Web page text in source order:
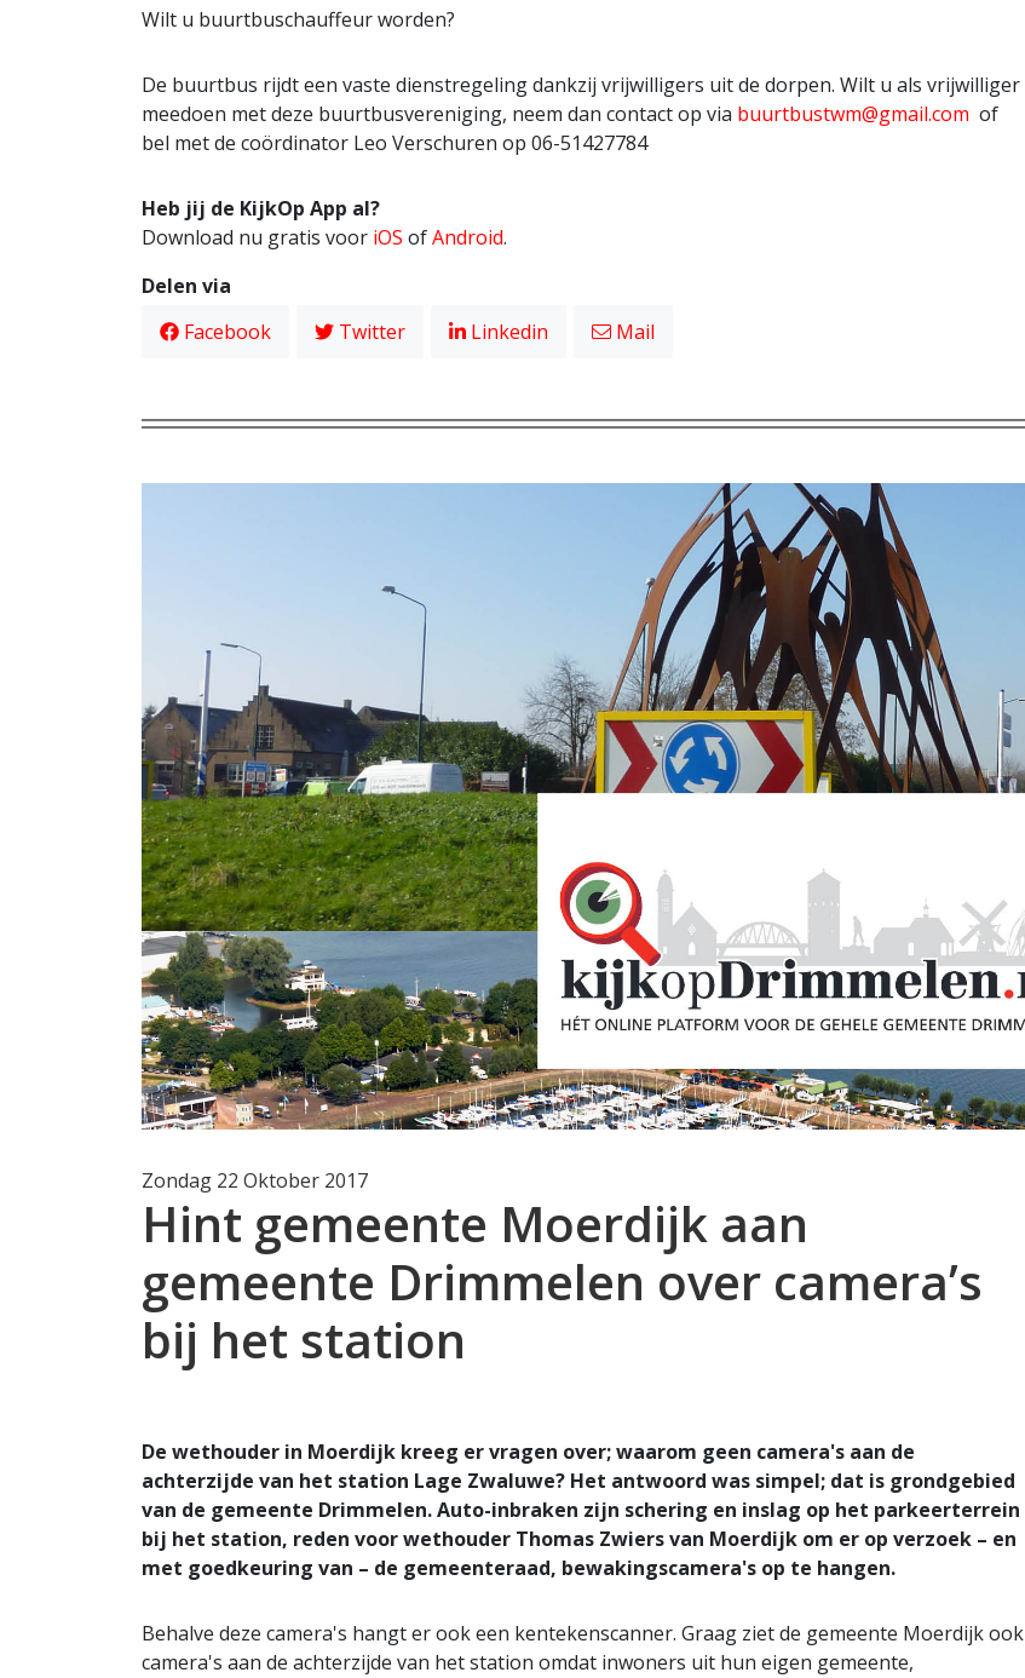
Wilt u buurtbuschauffeur worden?
De buurtbus rijdt een vaste dienstregeling dankzij vrijwilligers uit de dorpen. Wilt u als vrijwilliger
meedoen met deze buurtbusvereniging, neem dan contact op via buurtbustwm@gmail.com of
bel met de coördinator Leo Verschuren op 06-51427784
Heb jij de KijkOp App al?
Download nu gratis voor iOS ofAndroid.
Delen via
Facebook
Twitter Linkedin Mail
Zondag 22 Oktober 2017
Hint gemeente Moerdijk aan
gemeente Drimmelen over camera’s
bij het station
De wethouder in Moerdijk kreeg er vragen over; waarom geen camera's aan de
achterzijde van het station Lage Zwaluwe? Het antwoord was simpel; dat is grondgebied
van de gemeente Drimmelen. Auto-inbraken zijn schering en inslag op het parkeerterrein
bij het station, reden voor wethouder Thomas Zwiers van Moerdijk om er op verzoek – en
met goedkeuring van – de gemeenteraad, bewakingscamera's op te hangen.
Behalve deze camera's hangt er ook een kentekenscanner. Graag ziet de gemeente Moerdijk ook
camera's aan de achterzijde van het station omdat inwoners uit hun eigen gemeente,